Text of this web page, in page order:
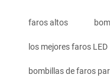
faros altos
los mejores faros LED
bombillas de faros